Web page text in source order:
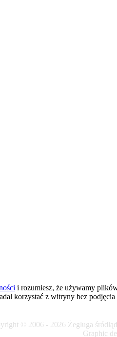
i rozumiesz, że używamy
korzystać z witryny bez podjęcia
© 2006 - 2026 Żegluga
Graphic